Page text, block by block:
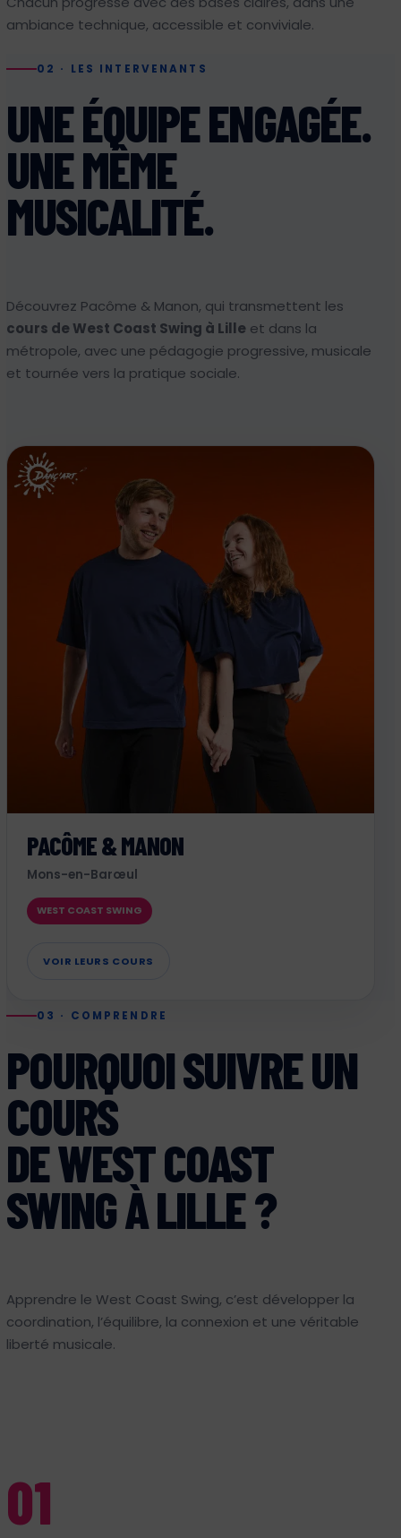
ambiance technique, accessible et conviviale.
02 · LES INTERVENANTS
UNE ÉQUIPE ENGAGÉE.
UNE MÊME
MUSICALITÉ.
Découvrez Pacôme & Manon, qui transmettent les
cours de West Coast Swing à Lille et dans la
métropole, avec une pédagogie progressive, musicale
et tournée vers la pratique sociale.
PACÔME & MANON
Mons-en-Barœul
WEST COAST SWING
VOIR LEURS COURS
03 · COMPRENDRE
POURQUOI SUIVRE UN
COURS
DE WEST COAST
SWING À LILLE ?
Apprendre le West Coast Swing, c’est développer la
coordination, l’équilibre, la connexion et une véritable
liberté musicale.
01